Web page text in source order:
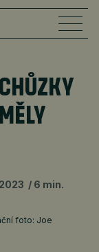
6 min.
foto: Joe